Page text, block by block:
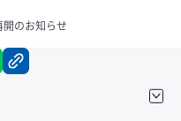
開のお知らせ
facebook